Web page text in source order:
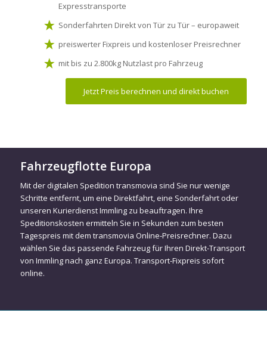
Expresstransporte
Sonderfahrten Direkt von Tür zu Tür – europaweit
preiswerter Fixpreis und kostenloser Preisrechner
mit bis zu 2.800kg Nutzlast pro Fahrzeug
Jetzt Preis berechnen und direkt buchen
Fahrzeugflotte Europa
Mit der digitalen Spedition transmovia sind Sie nur wenige
Schritte entfernt, um eine Direktfahrt, eine Sonderfahrt oder
unseren Kurierdienst Immling zu beauftragen. Ihre
Speditionskosten ermitteln Sie in Sekunden zum besten
Tagespreis mit dem transmovia Online-Preisrechner. Dazu
wählen Sie das passende Fahrzeug für Ihren Direkt-Transport
von Immling nach ganz Europa. Transport-Fixpreis sofort
online.